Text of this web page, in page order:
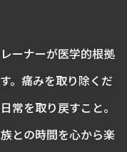
ーナーが医学的根拠
。痛みを取り除くだ
常を取り戻すこと。
との時間を心から楽